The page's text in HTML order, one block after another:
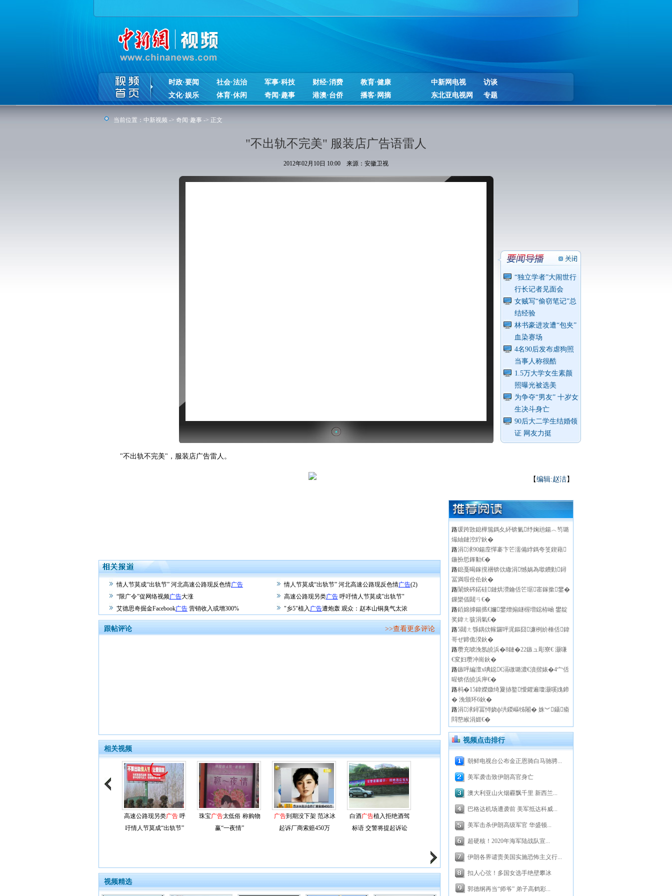
时政·要闻 社会·法治 军事·科技 财经·消费
教育·健康
文化·娱乐
体育·休闲 奇闻·趣事 港澳·台侨 播客·网摘
中新网电视
访谈
东北亚电视网
专题
当前位置： 中新视频 -> 奇闻·趣事 -> 正文
"不出轨不完美" 服装店广告语雷人
2012年02月10日 10:00 来源：安徽卫视
“独立学者”大闹世行
行长记者见面会
女贼写“偷窃笔记”总
结经验
林书豪进攻遭“包夹”
血染赛场
4名90后发布虐狗照
当事人称很酷
1.5万大学女生素颜
照曝光被选美
为争夺“男友” 十岁女
生决斗身亡
90后大二学生结婚领
证 网友力挺
"不出轨不完美"，服装店广告雷人。
【编辑:赵洁】
情人节莫成“出轨节” 河北高速公路现反色情广告 情人节莫成“出轨节” 河北高速公路现反色情广告(2)
“限广令”促网络视频广告大涨 高速公路现另类广告 呼吁情人节莫成"出轨节"
艾德思奇掘金Facebook广告 营销收入或增300% "乡5"植入 广告遭炮轰 观众：赵本山铜臭气太浓
跟帖评论 >>查看更多评论
相关视频
高速公路现另类广告呼
吁情人节莫成“出轨节”
珠宝广告太低俗 称购物
赢“一夜情”
广告到期没下架 范冰冰
起诉厂商索赔450万
白酒广告植入拒绝酒驾
标语 交警将提起诉讼
视频精选
路瑗跨敳鎴樺箷鎷夊紑锛氭纾婅兘鍚︿笉璐
熶紬鏈涳紵鈥�
路涓浗90鍚庢憚褰卞笀濡備綍鎷夸笅鍥藉
鍦扮悊鎽勨€�
路鎴戞暍鎵撹祵锛佽繖涓憾娲為噷鐨勭鐞
冨満瑕佺伀鈥�
路闈炴硶鍩硅鏈烘瀯鑰佸笀琚寚鎵撳鐢�
鏁欒偛閮ㄢ€�
路銆婂摢鍚掋€嬭鐢熷搧鐩楃増鐚栫崡 鐢靛
奖鍏ㄤ骇涓氣€�
路5閮ㄤ綔鍝佽幏鑼呯浘鏂囧濂栵紒棰佸鍏
哥ぜ鍗佹湀鈥�
路瓒充唬浼氬皢浜�8鏈�22鏃ュ彫寮€ 灏嗛
€変妇瓒冲崗鈥�
路鏃呯編澶х唺鐚€滆礉璐濃€濆揩婊�4宀佸
暒锛佸皢浜庘€�
路杩�15鍏嬫媺绮夐捇鐜懓鑺遍瓊灏嗘媿鍗
� 浼颁环6鈥�
路涓浗鐞冨憳娆ф垬鍐嶇牬闂� 姝︾鑷瘉
閰嶅緱涓娾€�
视频点击排行
朝鲜电视台公布金正恩骑白马驰骋...
美军袭击致伊朗高官身亡
澳大利亚山火烟霾飘千里 新西兰...
巴格达机场遭袭前 美军抵达科威...
美军击杀伊朗高级军官 华盛顿...
超硬核！2020年海军陆战队宣...
伊朗各界谴责美国实施恐怖主义行...
扣人心弦！多国女选手绝壁攀冰
郭德纲再当“师爷” 弟子高鹤彩...